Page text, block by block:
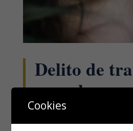
Delito de
seres
fases que
Cookies